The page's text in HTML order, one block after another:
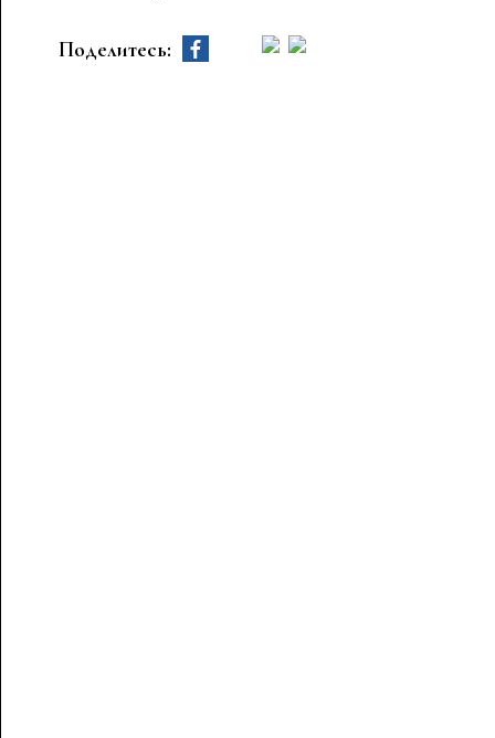
Поделитесь: